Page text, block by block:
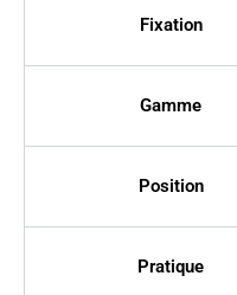
Fixation
Gamme
Position
Pratique